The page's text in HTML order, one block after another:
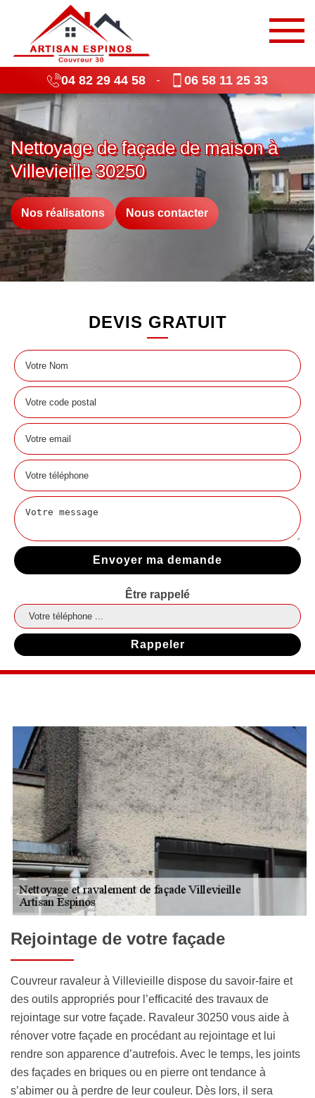
04 82 29 44 58 - 06 58 11 25 33
Nettoyage de façade de maison à
Villevieille 30250
Nos réalisatons Nous contacter
DEVIS GRATUIT
Être rappelé
Rejointage de votre façade
Couvreur ravaleur à Villevieille dispose du savoir-faire et
des outils appropriés pour l’efficacité des travaux de
rejointage sur votre façade. Ravaleur 30250 vous aide à
rénover votre façade en procédant au rejointage et lui
rendre son apparence d’autrefois. Avec le temps, les joints
des façades en briques ou en pierre ont tendance à
s’abimer ou à perdre de leur couleur. Dès lors, il sera